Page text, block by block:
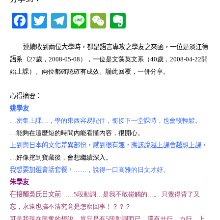
F
c
e
o
o
k
T
it
te
T
e
g
Li
e
W
C
h
e
r
te
連續收到兩位大學時，都是語言專攻之學友之來函，一位是淡江德
語系（27歲 ，2008-05-08），一位是文藻英文系（40歲，2008-04-22開
始上課）。兩位都確認確有成效。謹此回覆，一併分享。
心得摘要：
姚學友
…密集上課…，學的東西容易記住，銜接下一堂課時，也會較輕鬆。
…能夠在這麼短的時間內能看懂內容，很開心。
上到與日本的文化差異部份，感到很有趣，應該說越上課會越想上課 ，
…好像挖到寶藏後，會想繼續深入。
我想要加選會話套餐， ……，說得一口高雅的日文才好。
朱學友
在接觸吳氏日文前……5段動詞…是我不敢碰觸的…。 只覺得背了又
忘，永遠也搞不清究竟是怎麼回事！？？？